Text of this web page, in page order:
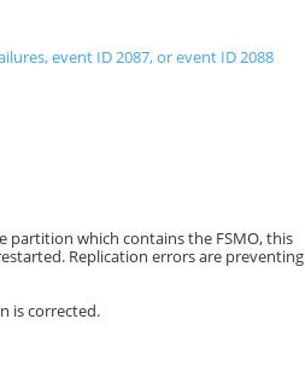
event ID 2087, or event ID 2088
partition which contains the FSMO, this
Replication errors are preventing
is corrected.